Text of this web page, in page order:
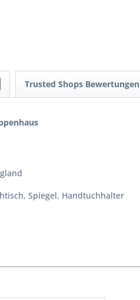
Trusted Shops Bewertungen
Spiegel, Handtuchhalter